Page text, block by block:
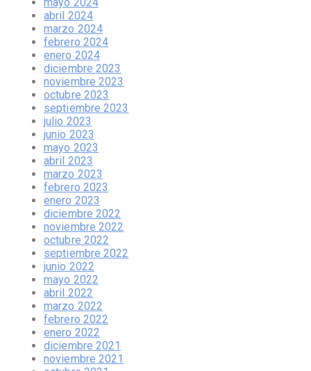
abril 2024
marzo 2024
febrero 2024
enero 2024
diciembre 2023
noviembre 2023
octubre 2023
septiembre 2023
julio 2023
junio 2023
mayo 2023
abril 2023
marzo 2023
febrero 2023
enero 2023
diciembre 2022
noviembre 2022
octubre 2022
septiembre 2022
junio 2022
mayo 2022
abril 2022
marzo 2022
febrero 2022
enero 2022
diciembre 2021
noviembre 2021